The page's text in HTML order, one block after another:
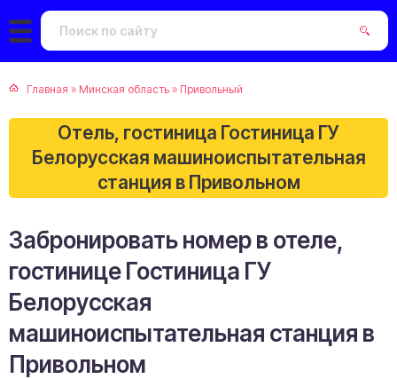
Главная » Минская область » Привольный
Отель, гостиница Гостиница ГУ
Белорусская машиноиспытательная
станция в Привольном
Забронировать номер в отеле,
гостинице Гостиница ГУ
Белорусская
машиноиспытательная станция в
Привольном